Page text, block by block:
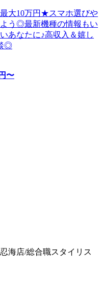
大10万円★スマホ選びや
う◎最新機種の情報もい
あなたに♪高収入＆嬉し
◎
円〜
店/総合職スタイリス